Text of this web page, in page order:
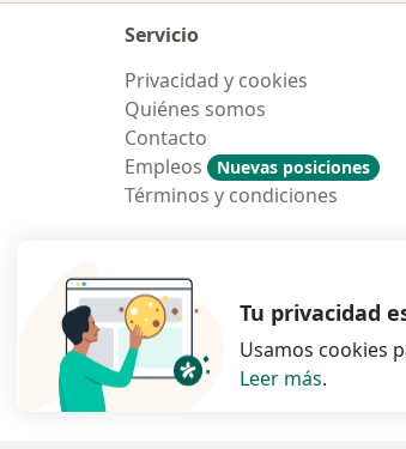
Servicio
Privacidad y cookies
Quiénes somos
Contacto
Empleos
Nuevas posiciones
Términos y condiciones
Polska
Tu privacidad
Usamos cookies
Leer más.